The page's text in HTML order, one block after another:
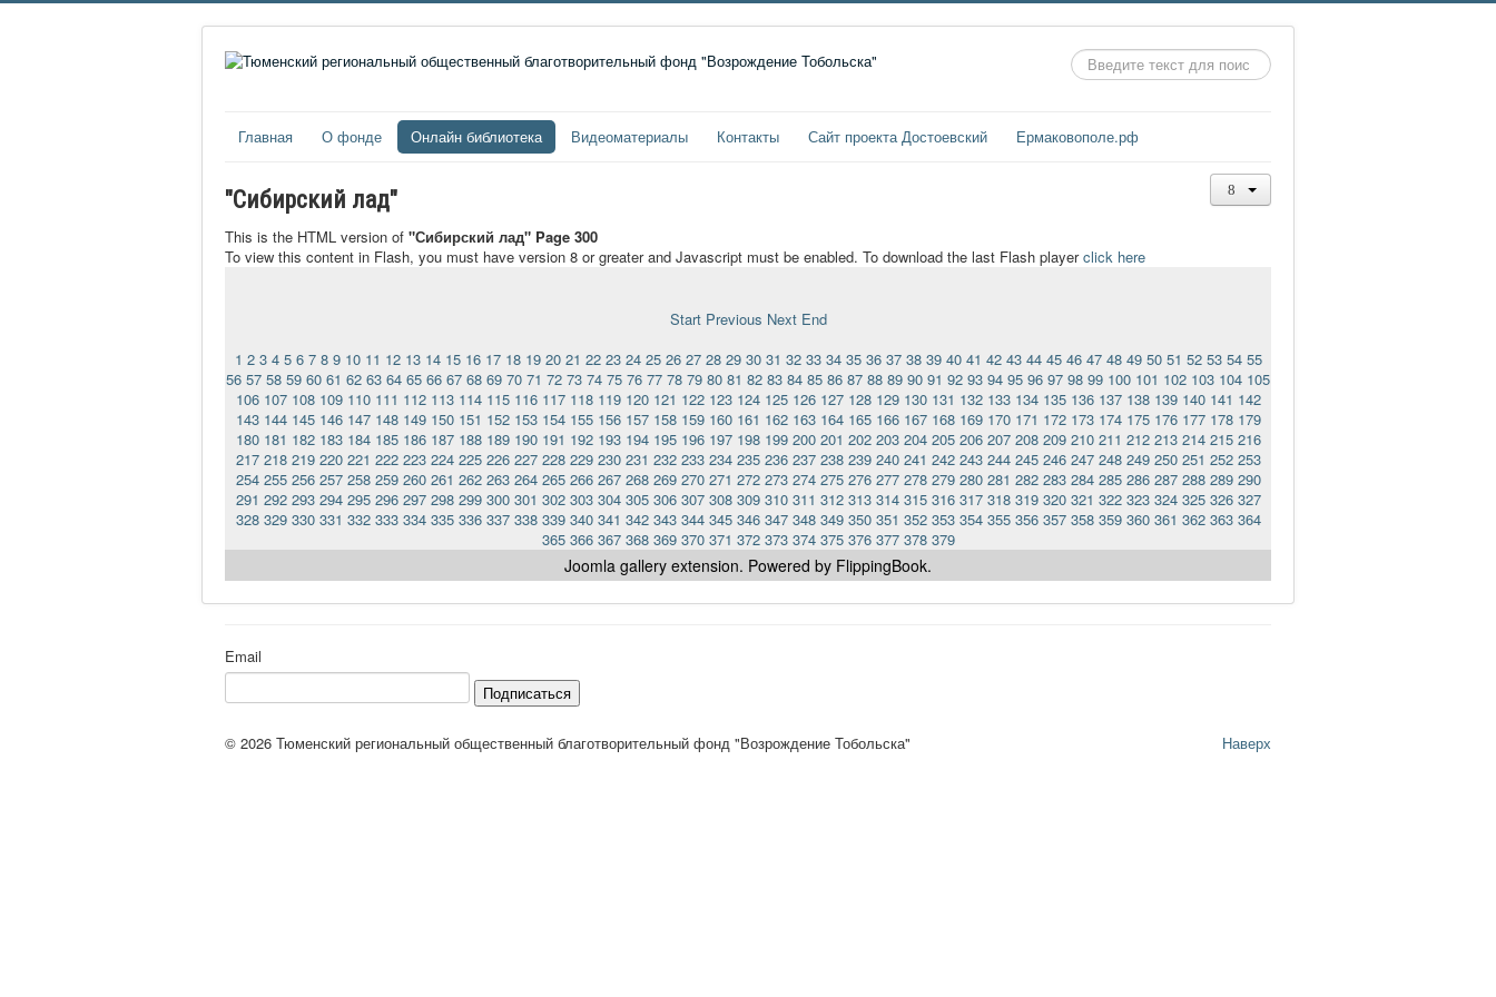
Искать...
Главная О фонде Онлайн библиотека Видеоматериалы Контакты Сайт проекта Достоевский Ермаковополе.рф
"Сибирский лад"
This is the HTML version of "Сибирский лад" Page 300
To view this content in Flash, you must have version 8 or greater and Javascript must be enabled. To download the last Flash playerclick here
Start Previous Next End
1 2 3 4 5 6 7 8 9 10 11 12 13 14 15 16 17 18 19 20 21 22 23 24 25 26 27 28 29 30 31 32 33 34 35 36 37 38 39 40 41 42 43 44 45 46 47 48 49 50 51 52 53 54 55
56 57 58 59 60 61 62 63 64 65 66 67 68 69 70 71 72 73 74 75 76 77 78 79 80 81 82 83 84 85 86 87 88 89 90 91 92 93 94 95 96 97 98 99 100 101 102 103 104 105
106 107 108 109 110 111 112 113 114 115 116 117 118 119 120 121 122 123 124 125 126 127 128 129 130 131 132 133 134 135 136 137 138 139 140 141 142
143 144 145 146 147 148 149 150 151 152 153 154 155 156 157 158 159 160 161 162 163 164 165 166 167 168 169 170 171 172 173 174 175 176 177 178 179
180 181 182 183 184 185 186 187 188 189 190 191 192 193 194 195 196 197 198 199 200 201 202 203 204 205 206 207 208 209 210 211 212 213 214 215 216
217 218 219 220 221 222 223 224 225 226 227 228 229 230 231 232 233 234 235 236 237 238 239 240 241 242 243 244 245 246 247 248 249 250 251 252 253
254 255 256 257 258 259 260 261 262 263 264 265 266 267 268 269 270 271 272 273 274 275 276 277 278 279 280 281 282 283 284 285 286 287 288 289 290
291 292 293 294 295 296 297 298 299 300 301 302 303 304 305 306 307 308 309 310 311 312 313 314 315 316 317 318 319 320 321 322 323 324 325 326 327
328 329 330 331 332 333 334 335 336 337 338 339 340 341 342 343 344 345 346 347 348 349 350 351 352 353 354 355 356 357 358 359 360 361 362 363 364
365 366 367 368 369 370 371 372 373 374 375 376 377 378 379
Joomla gallery extension. Powered by FlippingBook.
Email
Подписаться
Наверх
© 2026 Тюменский региональный общественный благотворительный фонд "Возрождение Тобольска"